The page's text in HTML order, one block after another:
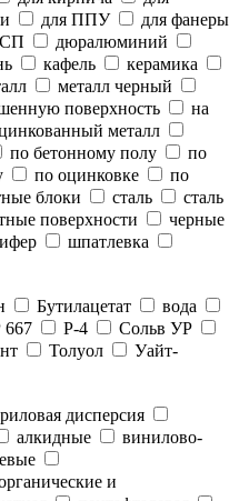
для ППУ
для фанеры
дюралюминий
кафель
керамика
металл черный
поверхность
на
металл
по бетонному полу
по
по оцинковке
по
блоки сталь
сталь
поверхности
черные
шпатлевка
Бутилацетат
вода
667 Р-4
Сольв УР
Толуол
Уайт-
дисперсия
алкидные
винилово-
и